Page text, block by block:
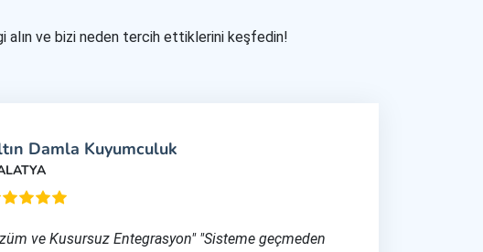
alın ve bizi neden tercih ettiklerini keşfedin!
Damla Kuyumculuk
ve Kusursuz Entegrasyon" "Sisteme geçmeden